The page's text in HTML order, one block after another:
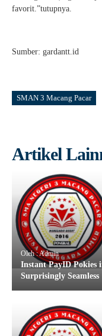
favorit.”tutupnya.
Sumber: gardantt.id
SMAN 3 Macang Pacar
Artikel
Oleh : Admin
Instant PayID Pokies
Surprisingly Seamless